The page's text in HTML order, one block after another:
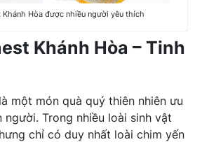
Khánh Hòa được nhiều người yêu thích
Khánh Hòa – Tinh
một món quà quý thiên nhiên ưu
Trong nhiều loài sinh vật
chỉ có duy nhất loài chim yến